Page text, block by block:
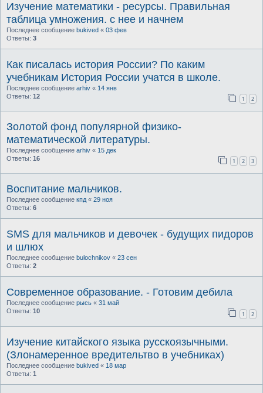
Изучение математики - ресурсы. Правильная
таблица умножения. с нее и начнем
Последнее сообщение bukived « 03 фев
Ответы: 3
Как писалась история России? По каким
учебникам История России учатся в школе.
Последнее сообщение arhiv « 14 янв
Ответы: 12 1 2
Золотой фонд популярной физико-
математической литературы.
Последнее сообщение arhiv « 15 дек
Ответы: 16 1 2 3
Воспитание мальчиков.
Последнее сообщение кпд« 29 ноя
Ответы: 6
SMS для мальчиков и девочек - будущих пидоров
и шлюх
Последнее сообщение bulochnikov « 23 сен
Ответы: 2
Современное образование. - Готовим дебила
Последнее сообщение рысь « 31 май
Ответы: 10 1 2
Изучение китайского языка русскоязычными.
(Злонамеренное вредительтво в учебниках)
Последнее сообщение bukived « 18 мар
Ответы: 1